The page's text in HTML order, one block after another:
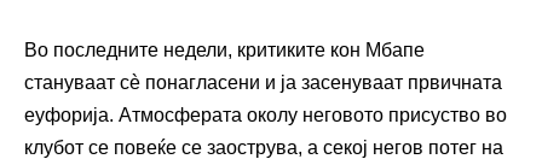
Во последните недели, критиките кон Мбапе
стануваат сè понагласени и ја засенуваат првичната
еуфорија. Атмосферата околу неговото присуство во
клубот се повеќе се заострува, а секој негов потег на